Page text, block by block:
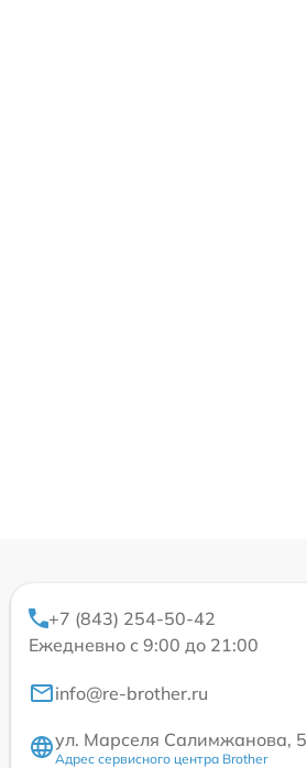
+7 (843) 254-50-42
Ежедневно с 9:00 до 21:00
info@re-brother.ru
ул. Марселя Салимжанова, 5
Адрес сервисного центра Brother